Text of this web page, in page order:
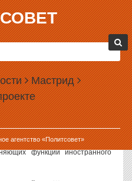
Мастрид
агентство «Политсовет»
В РЕАНИМАЦИИ,
С ЛАВРОВЫМ И
Жириновского, находящего в
министра иностранных дел
года провел «Левада-центр»
функции иностранного